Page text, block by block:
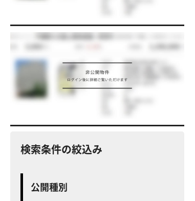
検索条件の絞込み
公開種別